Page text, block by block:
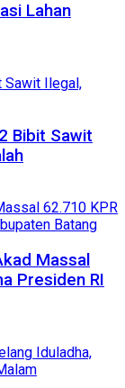
Lahan
Bibit Sawit
Massal
Presiden RI